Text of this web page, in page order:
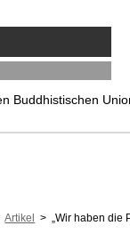
Buddhistischen
Artikel > „Wir haben die